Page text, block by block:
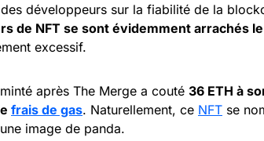
développeurs sur la fiabilité de la
de NFT se sont évidemment arrachés
excessif.
après The Merge a couté 36 ETH à
frais de gas. Naturellement, ce NFT se
image de panda.